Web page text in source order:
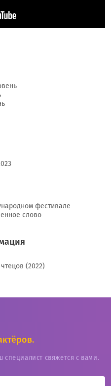
фестивале
слово
(2022)
свяжется с вами.